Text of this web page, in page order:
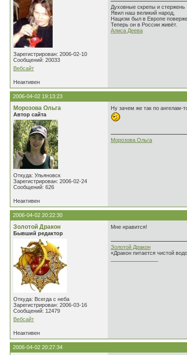
Зарегистрирован: 2006-02-10
Сообщений: 20033
Вебсайт
Духовные скрепы и стержень
Явил наш великий народ,
Нацизм был в Европе
Теперь он в России живёт.
Алиса Деева
Неактивен
2006-04-02 19:13:23
Морозова Ольга
Автор сайта
Откуда: Ульяновск
Зарегистрирован: 2006-02-24
Сообщений: 626
Ну зачем же так по ангелам-
Морозова Ольга
Неактивен
2006-04-02 20:22:30
Золотой Дракон
Бывший редактор
Откуда: Всегда с неба
Зарегистрирован: 2006-03-16
Сообщений: 12479
Вебсайт
Мне нравится!
Золотой Дракон
«Дракон питается чистой
Неактивен
2006-04-02 20:27:34